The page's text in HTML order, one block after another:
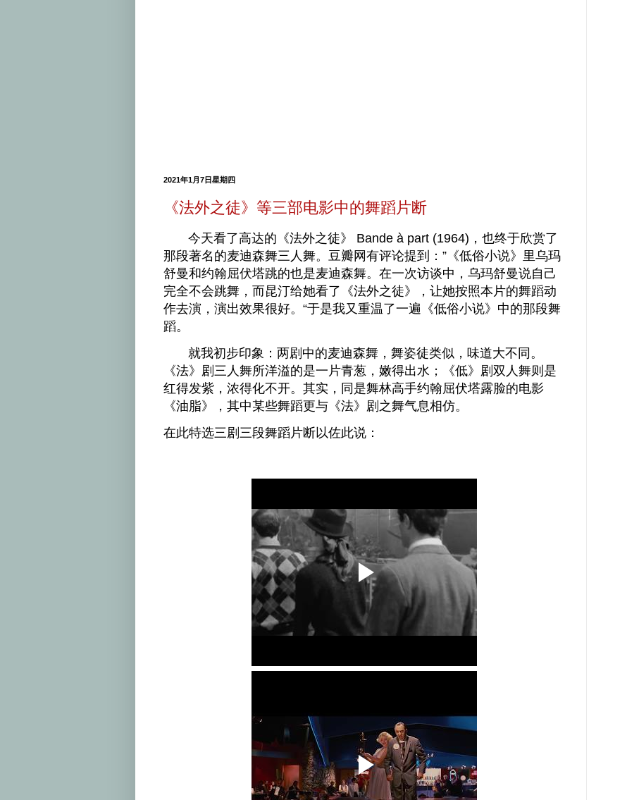
2021年1月7日星期四
《法外之徒》等三部电影中的舞蹈片断
今天看了高达的《法外之徒》 Bande à part (1964)，也终于欣赏了
那段著名的麦迪森舞三人舞。豆瓣网有评论提到：”《低俗小说》里乌玛
舒曼和约翰屈伏塔跳的也是麦迪森舞。在一次访谈中，乌玛舒曼说自己
完全不会跳舞，而昆汀给她看了《法外之徒》，让她按照本片的舞蹈动
作去演，演出效果很好。“于是我又重温了一遍《低俗小说》中的那段舞
蹈。
就我初步印象：两剧中的麦迪森舞， 舞姿徒类似，味道大不同。
《法》剧三人舞所洋溢的是一片青葱，嫩得出水；《低》剧双人舞则是
红得发紫，浓得化不开。其实，同是舞林高手约翰屈伏塔露脸的电影
《油脂》，其中某些舞蹈更与 《法》剧之舞气息相仿。
在此特选三剧三段舞蹈片断以佐此说：